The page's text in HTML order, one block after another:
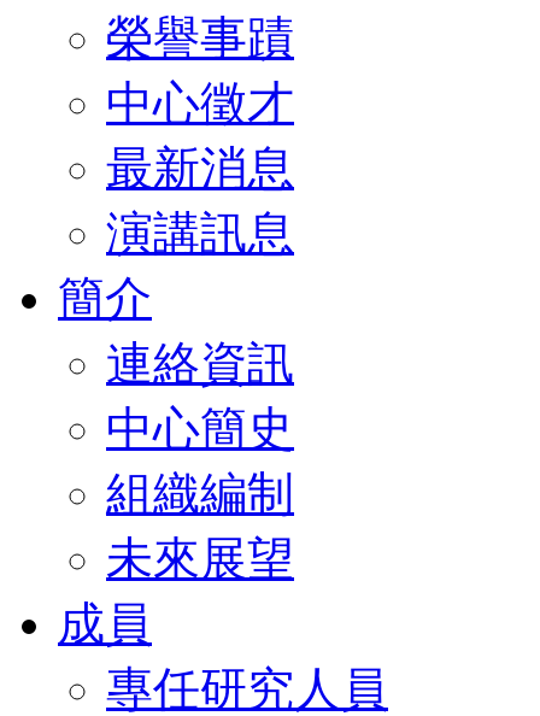
榮譽事蹟
中心徵才
最新消息
演講訊息
簡介
連絡資訊
中心簡史
組織編制
未來展望
成員
專任研究人員